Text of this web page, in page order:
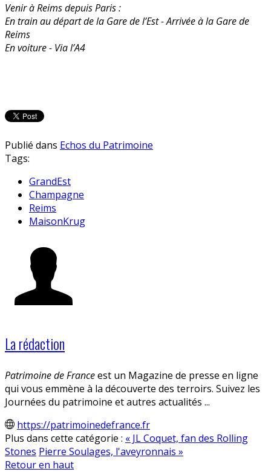
Venir à Reims depuis Paris :
En train au départ de la Gare de l’Est - Arrivée à la Gare de
Reims
En voiture - Via l’A4
Publié dans Echos du Patrimoine
Tags:
GrandEst
Champagne
Reims
MaisonKrug
La rédaction
Patrimoine de Franceest un Magazine de presse en ligne
qui vous emmène à la découverte des terroirs. Suivez les
Journées du patrimoine et autres actualités ...
https://patrimoinedefrance.fr
Plus dans cette catégorie : « JL Coquet, fan des Rolling
Stones Pierre Soulages, l'aveyronnais »
Retour en haut